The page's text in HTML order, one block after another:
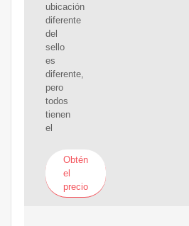
ubicación
diferente
del
sello
es
diferente,
pero
todos
tienen
el
Obtén
el
precio